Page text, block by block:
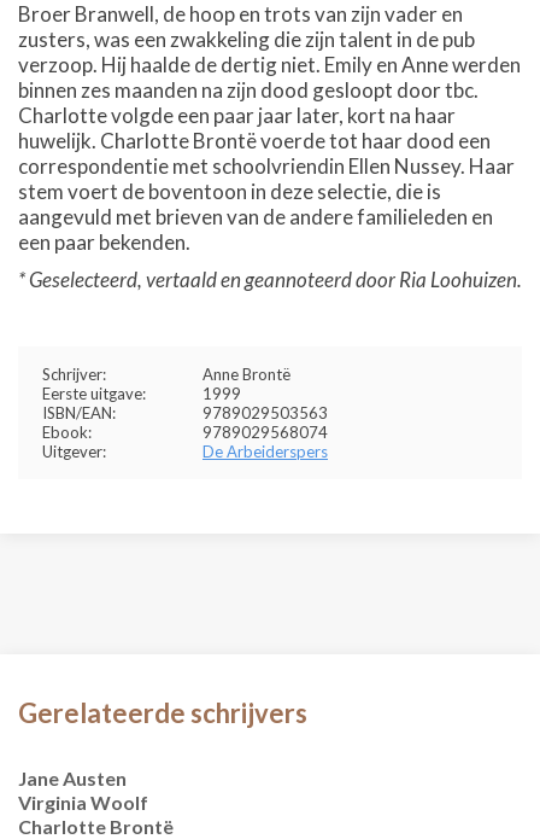
Broer Branwell, de hoop en trots van zijn vader en
zusters, was een zwakkeling die zijn talent in de pub
verzoop. Hij haalde de dertig niet. Emily en Anne werden
binnen zes maanden na zijn dood gesloopt door tbc.
Charlotte volgde een paar jaar later, kort na haar
huwelijk. Charlotte Brontë voerde tot haar dood een
correspondentie met schoolvriendin Ellen Nussey. Haar
stem voert de boventoon in deze selectie, die is
aangevuld met brieven van de andere familieleden en
een paar bekenden.
* Geselecteerd, vertaald en geannoteerd door Ria Loohuizen.
Schrijver:
Anne Brontë
Eerste uitgave:
1999
ISBN/EAN:
9789029503563
Ebook:
9789029568074
Uitgever:
De Arbeiderspers
Gerelateerde schrijvers
Jane Austen
Virginia Woolf
Charlotte Brontë